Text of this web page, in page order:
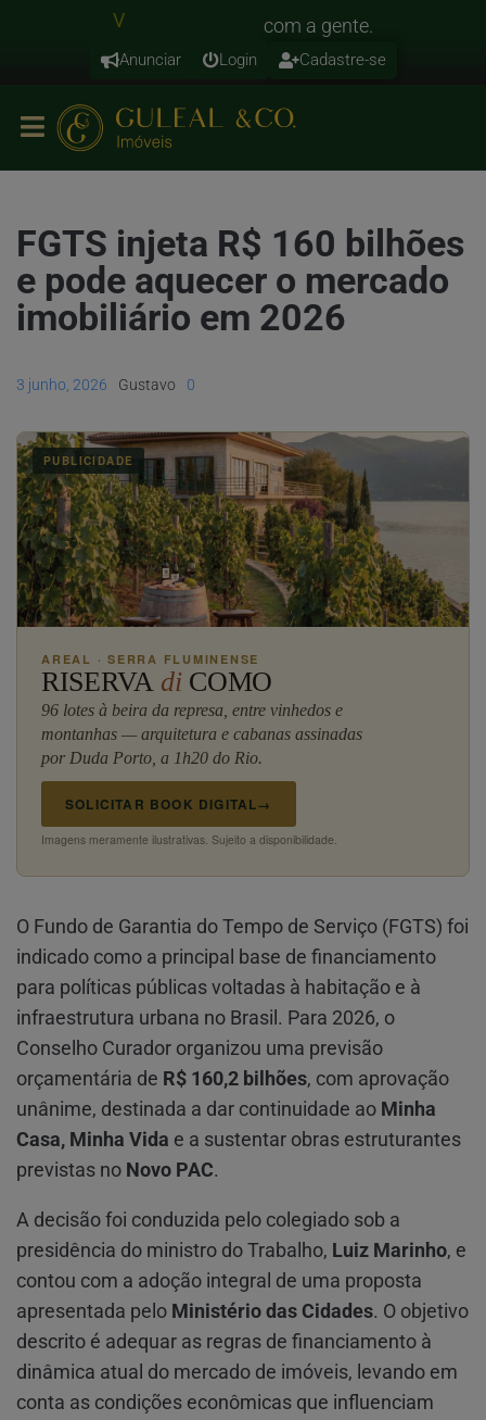
Cadastre-se
Login
Anunciar
V com a gente.
FGTS injeta R$ 160 bilhões
e pode aquecer o mercado
imobiliário em 2026
3 junho, 2026 Gustavo 0
PUBLICIDADE
AREAL · SERRA FLUMINENSE
RISERVA diCOMO
96 lotes à beira da represa, entre vinhedos e
montanhas — arquitetura e cabanas assinadas
por Duda Porto, a 1h20 do Rio.
SOLICITAR BOOK DIGITAL→
Imagens meramente ilustrativas. Sujeito a disponibilidade.
O Fundo de Garantia do Tempo de Serviço (FGTS) foi
indicado como a principal base de financiamento
para políticas públicas voltadas à habitação e à
infraestrutura urbana no Brasil. Para 2026, o
Conselho Curador organizou uma previsão
orçamentária de R$ 160,2 bilhões, com aprovação
unânime, destinada a dar continuidade ao Minha
Casa, Minha Vida e a sustentar obras estruturantes
previstas no Novo PAC.
A decisão foi conduzida pelo colegiado sob a
presidência do ministro do Trabalho, Luiz Marinho, e
contou com a adoção integral de uma proposta
apresentada pelo Ministério das Cidades. O objetivo
descrito é adequar as regras de financiamento à
dinâmica atual do mercado de imóveis, levando em
conta as condições econômicas que influenciam